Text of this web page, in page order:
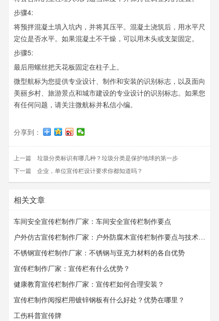
步骤4:
将预拌混凝土填入坑内，并将其压平。混凝土浇筑后，用水平尺
定位是否水平。如果混凝土不干燥，可以用木头或支架固定。
步骤5:
最后用螺丝把天花板固定在柱子上。
微型航标为您提供专业设计、制作和安装的识别标志，以及面向
美丽乡村、旅游景点和城市建设的专业设计的识别标志。如果您
有任何问题，请关注微航标并私信小编。
分享到：
上一篇 垃圾分类标识有哪几种？垃圾分类是保护地球的第一步​​​​​​​
下一篇 企业，单位宣传栏设计要求你都知道吗？
相关文章
车间安全宣传栏制作厂家：车间安全宣传栏​​​​​​​制作要点
户外仿古宣传栏制作厂家：户外防腐木宣传栏制作要点与技术要求
不锈钢宣传栏制作厂家：不锈钢与亚克力材料的各自优势
宣传栏制作厂家：宣传栏有什么优势？
健康教育宣传栏制作厂家：宣传栏如何合理安装？
宣传栏制作阅报栏用镀锌钢板有什么好处？优势在哪里？
工伤科普宣传牌